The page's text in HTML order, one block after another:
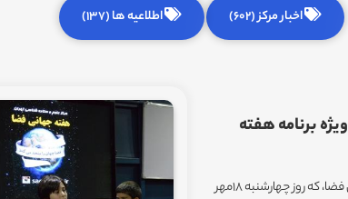
اخبار مرکز (602) اطلاعیه ها (137)
برنامه هفته
به گزارش روابط عمومی مرکز علوم و ستاره شناسی تهران، در ویژه برنامه هفته جهانی فضا، که روز چهارشنبه 18مهر